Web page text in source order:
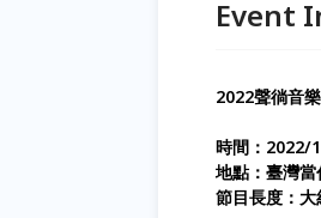
Event
2022聲徜音
時間：2022/
地點：臺灣
節目長度：